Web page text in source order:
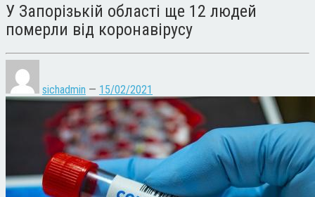
У Запорізькій області ще 12 людей
померли від коронавірусу
sichadmin — 15/02/2021